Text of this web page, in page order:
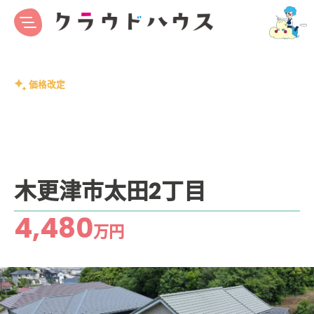
価格改定
木更津市太田2丁目
4,480万円